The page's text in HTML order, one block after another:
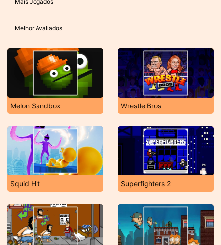
Mais Jogados
Melhor Avaliados
Melon Sandbox Wrestle Bros
Squid Hit Superfighters 2